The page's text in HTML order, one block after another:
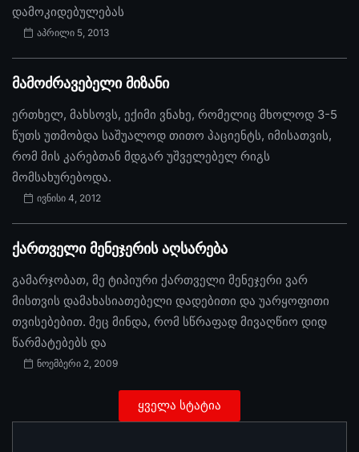
დამოკიდებულებას
აპრილი 5, 2013
მამოძრავებელი მიზანი
ერთხელ, მახსოვს, ექიმი ვნახე, რომელიც მხოლოდ 3-5
წუთს უთმობდა საშუალოდ თითო პაციენტს, იმისათვის,
რომ მის კარებთან მდგარ უშველებელ რიგს
მომსახურებოდა.
ივნისი 4, 2012
ქართველი მენეჯერის აღსარება
გამარჯობათ, მე ტიპიური ქართველი მენეჯერი ვარ
მისთვის დამახასიათებელი დადებითი და უარყოფითი
თვისებებით. მეც მინდა, რომ სწრაფად მივაღწიო დიდ
წარმატებებს და
ნოემბერი 2, 2009
ყველა სტატია